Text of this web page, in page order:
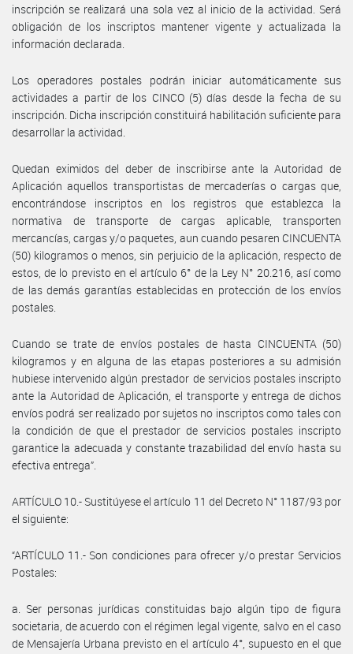
inscripción se realizará una sola vez al inicio de la actividad. Será
obligación de los inscriptos mantener vigente y actualizada la
información declarada.
Los operadores postales podrán iniciar automáticamente sus
actividades a partir de los CINCO (5) días desde la fecha de su
inscripción. Dicha inscripción constituirá habilitación suficiente para
desarrollar la actividad.
Quedan eximidos del deber de inscribirse ante la Autoridad de
Aplicación aquellos transportistas de mercaderías o cargas que,
encontrándose inscriptos en los registros que establezca la
normativa de transporte de cargas aplicable, transporten
mercancías, cargas y/o paquetes, aun cuando pesaren CINCUENTA
(50) kilogramos o menos, sin perjuicio de la aplicación, respecto de
estos, de lo previsto en el artículo 6° de la Ley N° 20.216, así como
de las demás garantías establecidas en protección de los envíos
postales.
Cuando se trate de envíos postales de hasta CINCUENTA (50)
kilogramos y en alguna de las etapas posteriores a su admisión
hubiese intervenido algún prestador de servicios postales inscripto
ante la Autoridad de Aplicación, el transporte y entrega de dichos
envíos podrá ser realizado por sujetos no inscriptos como tales con
la condición de que el prestador de servicios postales inscripto
garantice la adecuada y constante trazabilidad del envío hasta su
efectiva entrega”.
ARTÍCULO 10.- Sustitúyese el artículo 11 del Decreto N° 1187/93 por
el siguiente:
“ARTÍCULO 11.- Son condiciones para ofrecer y/o prestar Servicios
Postales:
a. Ser personas jurídicas constituidas bajo algún tipo de figura
societaria, de acuerdo con el régimen legal vigente, salvo en el caso
de Mensajería Urbana previsto en el artículo 4°, supuesto en el que